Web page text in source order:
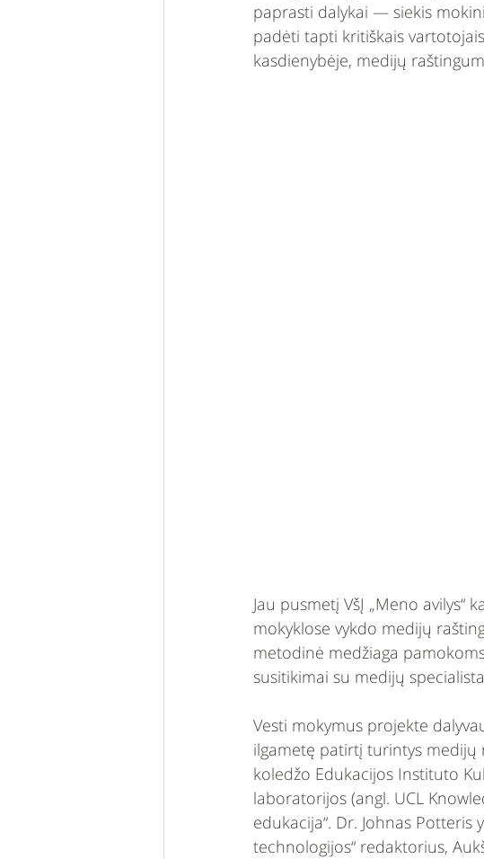
paprasti dalykai — siekis
padėti tapti kritiškais
kasdienybėje, medijų
Jau pusmetį VšĮ „Meno avilys“
mokyklose vykdo medijų
metodinė medžiaga
susitikimai su medijų
Vesti mokymus projekte
ilgametę patirtį turintys
koledžo Edukacijos Instituto
laboratorijos (angl. UCL
edukacija“. Dr. Johnas
technologijos“ redaktorius,